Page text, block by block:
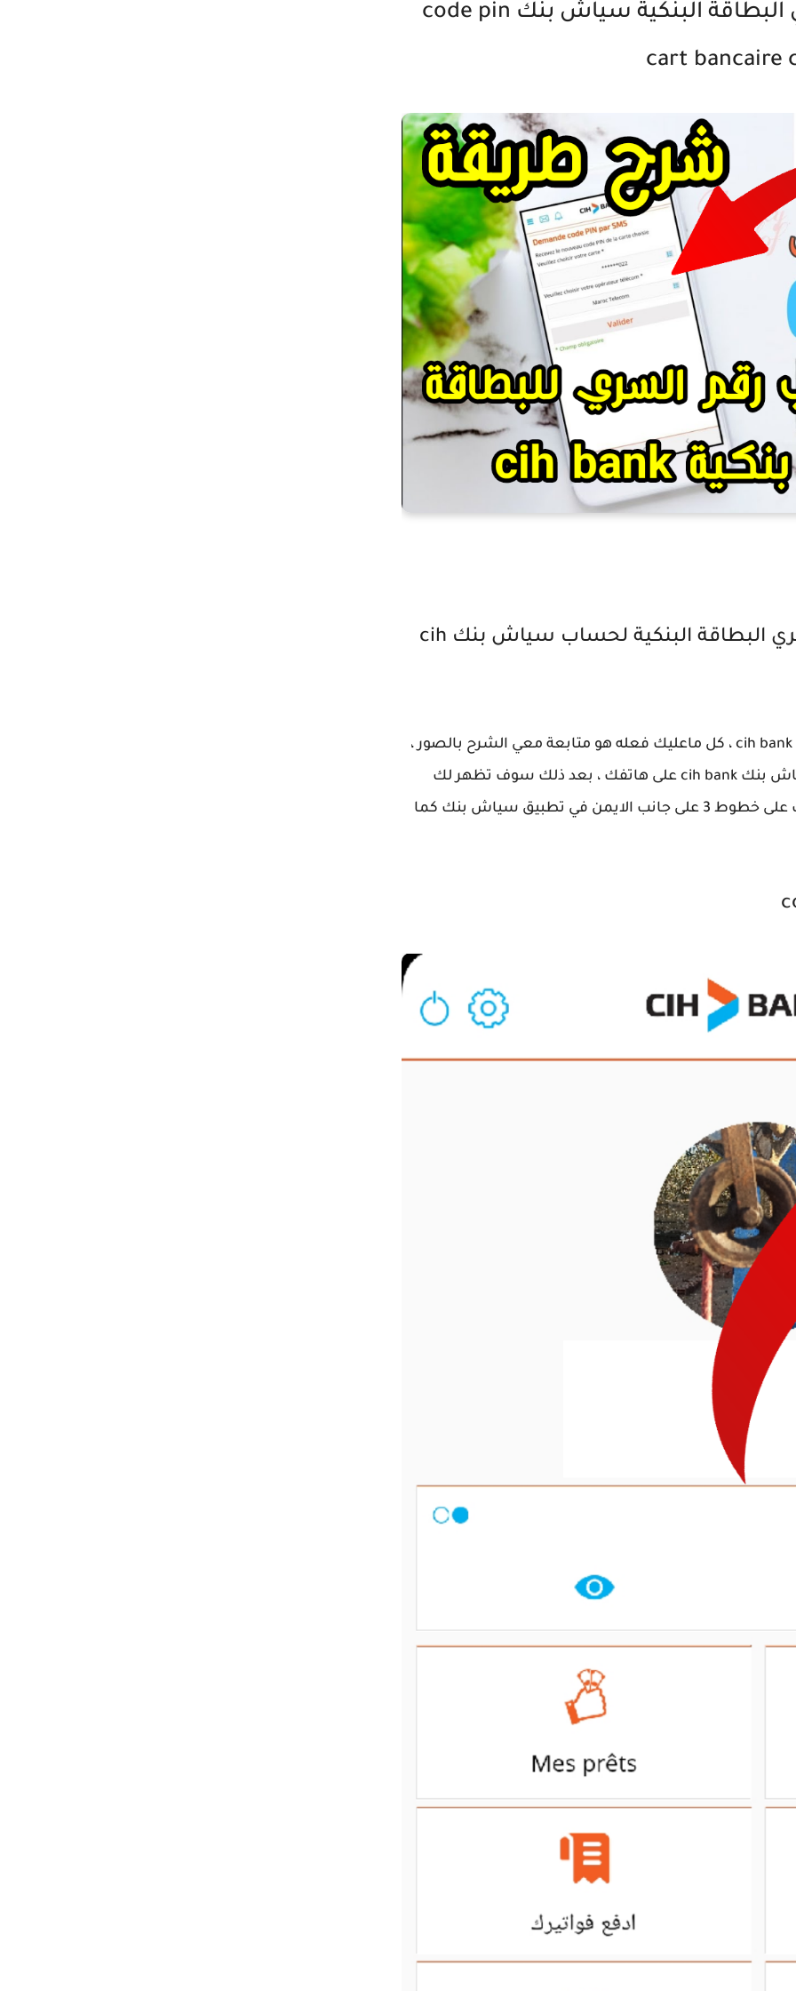
طلب إعادة إرسال الرمز السري البطاقة البنكية سياش بنك code pin
cart bancaire
أسهل طريقة للحصول على رقم السري البطاقة البنكية لحساب سياش بنك cih
للحصول على رقم السري البطاقة البنكية لحساب cih bank ، كل ماعليك فعله هو متابعة معي الشرح بالصور ،
الطريقة جد سهلة جدا ، أولا نقوم بفتح تطبيق سياش بنك cih bank على هاتفك ، بعد ذلك سوف تظهر لك
نافذه الرئيسية لتطبيق سياش بنك ، نقوم بضغك على خطوط 3 على جانب الايمن في تطبيق سياش بنك كما